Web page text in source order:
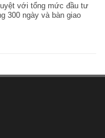
với tổng mức đầu tư
300 ngày và bàn giao